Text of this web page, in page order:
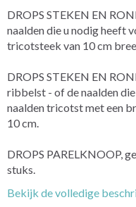
DROPS STEKEN EN
naalden die u nodig heeft
tricotsteek van 10 cm
DROPS STEKEN EN
ribbelst - of de naalden
naalden tricotst met een
10 cm.
DROPS PARELKNOOP,
stuks.
Bekijk de volledige